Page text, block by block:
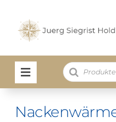
springen
Products
search